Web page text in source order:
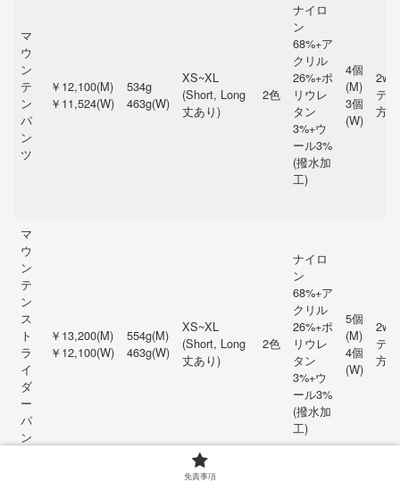
マ
ウ
ン
テ
ン
パ
ン
ツ
￥12,100(M)
￥11,524(W)
534g
463g(W)
XS~XL
(Short, Long
丈あり)
2色
ナイロ
ン
68%+ア
クリル
26%+ポ
リウレ
タン
3%+ウ
ール3%
(撥水加
工)
4個
(M)
3個
(W)
テ
方
マ
ウ
ン
テ
ン
ス
ト
ラ
イ
ダ
ー
パ
ン
￥13,200(M)
￥12,100(W)
554g(M)
463g(W)
XS~XL
(Short, Long
丈あり)
2色
ナイロ
ン
68%+ア
クリル
26%+ポ
リウレ
タン
3%+ウ
ール3%
(撥水加
工)
5個
(M)
4個
(W)
テ
方
免責事項